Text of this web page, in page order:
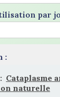
par
:
Cataplasme
naturelle